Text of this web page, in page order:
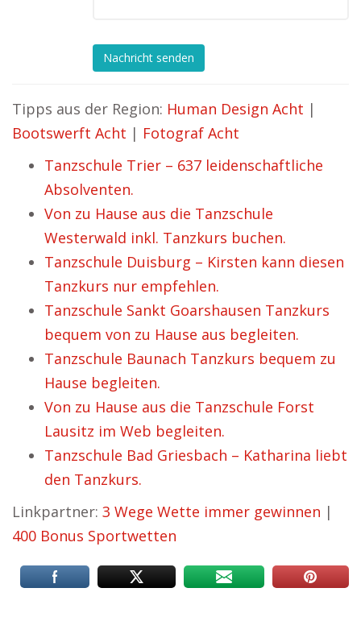
Nachricht senden
Tipps aus der Region: Human Design Acht |
Bootswerft Acht | Fotograf Acht
Tanzschule Trier – 637 leidenschaftliche
Absolventen.
Von zu Hause aus die Tanzschule
Westerwald inkl. Tanzkurs buchen.
Tanzschule Duisburg – Kirsten kann diesen
Tanzkurs nur empfehlen.
Tanzschule Sankt Goarshausen Tanzkurs
bequem von zu Hause aus begleiten.
Tanzschule Baunach Tanzkurs bequem zu
Hause begleiten.
Von zu Hause aus die Tanzschule Forst
Lausitz im Web begleiten.
Tanzschule Bad Griesbach – Katharina liebt
den Tanzkurs.
Linkpartner: 3 Wege Wette immer gewinnen |
400 Bonus Sportwetten